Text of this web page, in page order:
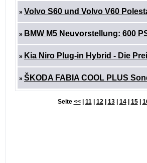
» Volvo S60 und Volvo V60
» BMW M5 Neuvorstellung: 600
» Kia Niro Plug-in Hybrid - Die
» ŠKODA FABIA COOL PLUS
Seite <<| 11| 12| 13| 14| 15|